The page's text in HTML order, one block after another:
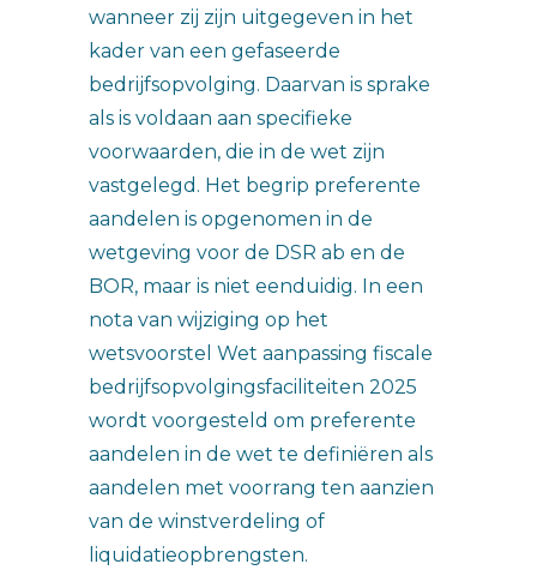
wanneer zij zijn uitgegeven in het
kader van een gefaseerde
bedrijfsopvolging. Daarvan is sprake
als is voldaan aan specifieke
voorwaarden, die in de wet zijn
vastgelegd. Het begrip preferente
aandelen is opgenomen in de
wetgeving voor de DSR ab en de
BOR, maar is niet eenduidig. In een
nota van wijziging op het
wetsvoorstel Wet aanpassing fiscale
bedrijfsopvolgingsfaciliteiten 2025
wordt voorgesteld om preferente
aandelen in de wet te definiëren als
aandelen met voorrang ten aanzien
van de winstverdeling of
liquidatieopbrengsten.